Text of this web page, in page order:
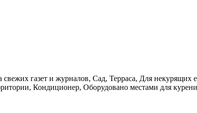
газет и журналов, Сад, Терраса, Для некурящих
Кондиционер, Оборудовано местами для